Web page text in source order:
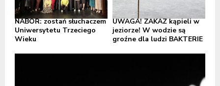
NABÓR: zostań słuchaczem
Uniwersytetu Trzeciego
Wieku
UWAGA! ZAKAZ kąpieli w
jeziorze! W wodzie są
groźne dla ludzi BAKTERIE